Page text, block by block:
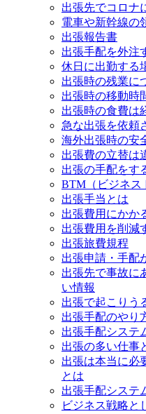
出張先でコロナ
電車や新幹線の
出張報告書
出張手配を外注
休日に出勤する
出張時の残業に
出張時の移動時
出張時の食費は
急な出張を依頼
海外出張時の安
出張費の立替は
出張の手配をす
BTM（ビジネス
出張手当とは
出張費用にかか
出張費用を削減
出張旅費規程
出張申請・手配
出張先で事故に
い情報
出張で起こりう
出張手配のやり
出張手配システ
出張の多い仕事
出張は本当に必
とは
出張手配システ
ビジネス戦略と